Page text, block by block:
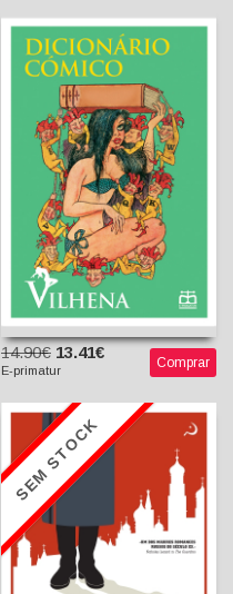
Dicionário Cómico
José Vilhena
14.90€ 13.41€
E-primatur Comprar
SEM STOCK
O Caso do Camarada
Victor Serge
Francisco Silva Pereira
(Tradutor)